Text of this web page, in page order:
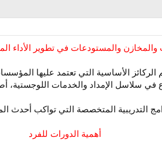
والمستودعات في تطوير الأداء
الأساسية التي تعتمد عليها
في سلاسل الإمداد والخدمات اللوجستية،
التدريبية المتخصصة التي تواكب أحدث
أهمية الدورات للفرد